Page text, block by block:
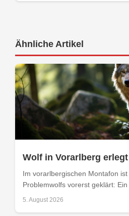
Ähnliche Artikel
Wolf in Vorarlberg erlegt
Im vorarlbergischen Montafon
Problemwolfs vorerst geklärt: Ein
5. August 2026